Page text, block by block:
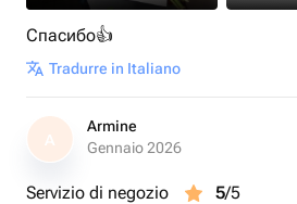
Спасибо👍
Tradurre in Italiano
A
Armine
Gennaio 2026
Servizio di negozio 5/5